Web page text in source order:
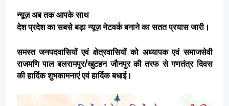
न्यूज़ अब तक आपके साथ
देश प्रदेश का सबसे बड़ा न्यूज़ नेटवर्क बनाने का सतत प्रयास जारी।
समस्त जनपदवासियों एवं क्षेत्रवासियों को अध्यापक एवं समाजसेवी
राजमणि पाल बलरामपुर/खुटहन जौनपुर की तरफ से गणतंत्र दिवस
की हार्दिक शुभकामनाएं एवं हार्दिक बधाई।